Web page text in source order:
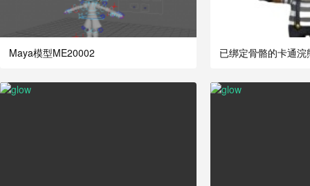
Maya模型ME20002 已绑定骨骼的卡通浣